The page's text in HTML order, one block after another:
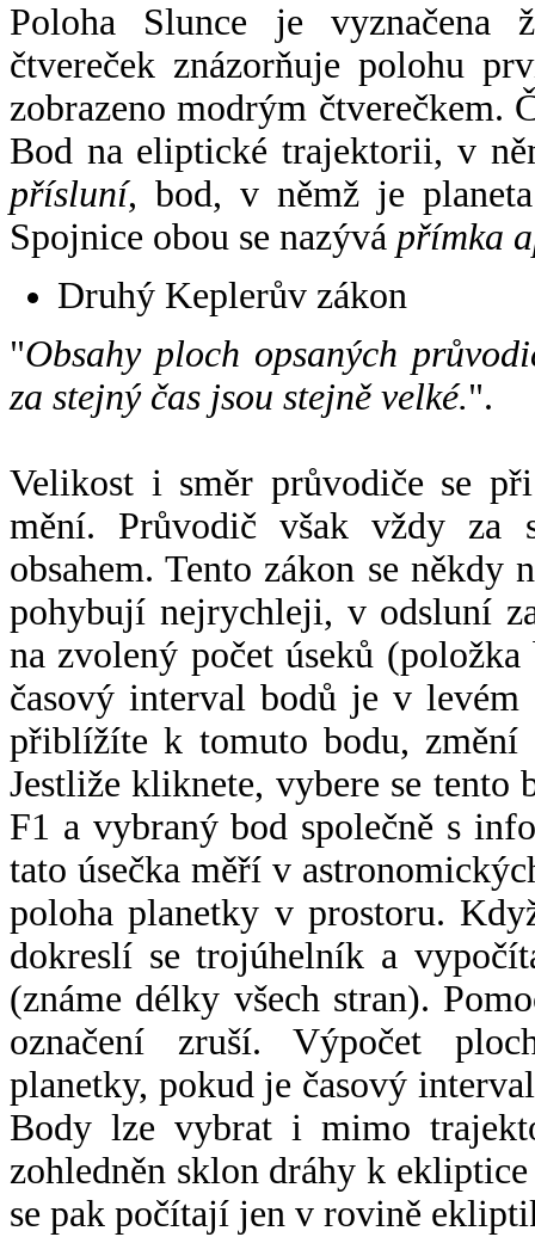
Poloha Slunce je vyznačena
čtvereček znázorňuje polohu
zobrazeno modrým čtverečkem.
Bod na eliptické trajektorii, v
přísluní, bod, v němž je
Spojnice obou se nazývá přímka
Druhý Keplerův zákon
"Obsahy ploch opsaných
za stejný čas jsou stejně velké.".
Velikost i směr průvodiče se
mění. Průvodič však vždy za
obsahem. Tento zákon se někdy
pohybují nejrychleji, v odsluní
na zvolený počet úseků
časový interval bodů je v
přiblížíte k tomuto bodu,
Jestliže kliknete, vybere se tento
F1 a vybraný bod společně s
tato úsečka měří v
poloha planetky v prostoru.
dokreslí se trojúhelník a
(známe délky všech stran).
označení zruší. Výpočet
planetky, pokud je časový
Body lze vybrat i mimo
zohledněn sklon dráhy k
se pak počítají jen v rovině